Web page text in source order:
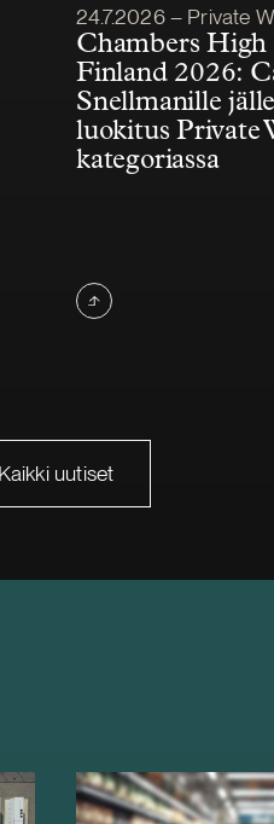
Julkaistu
24.7.2026 – Private
Chambers
Finland 2026:
Snellmanille
luokitus Private
kategoriassa
Kaikki uutiset